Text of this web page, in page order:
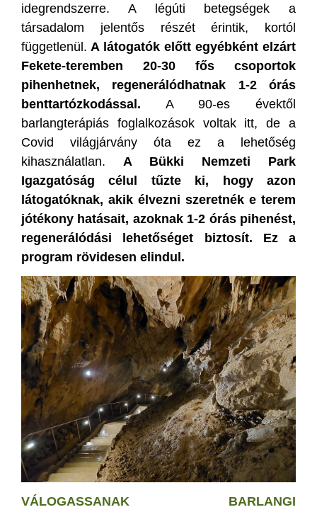
idegrendszerre. A légúti betegségek a
társadalom jelentős részét érintik, kortól
függetlenül. A látogatók előtt egyébként elzárt
Fekete-teremben 20-30 fős csoportok
pihenhetnek, regenerálódhatnak 1-2 órás
benttartózkodással. A 90-es évektől
barlangterápiás foglalkozások voltak itt, de a
Covid világjárvány óta ez a lehetőség
kihasználatlan. A Bükki Nemzeti Park
Igazgatóság célul tűzte ki, hogy azon
látogatóknak, akik élvezni szeretnék e terem
jótékony hatásait, azoknak 1-2 órás pihenést,
regenerálódási lehetőséget biztosít. Ez a
program rövidesen elindul.
VÁLOGASSANAK BARLANGI